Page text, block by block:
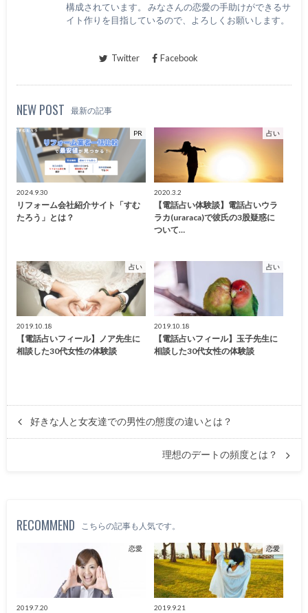
構成されています。 みなさんの恋愛の手助けができるサ
イト作りを目指しているので、よろしくお願いします。
Twitter Facebook
NEW POST 最新の記事
PR
2024.9.30
リフォーム会社紹介サイト「すむ
たろう」とは？
占い
2020.3.2
【電話占い体験談】電話占いウラ
ラカ(uraraca)で彼氏の3股疑惑に
ついて…
占い
2019.10.18
【電話占いフィール】ノア先生に
相談した30代女性の体験談
占い
2019.10.18
【電話占いフィール】玉子先生に
相談した30代女性の体験談
好きな人と女友達での男性の態度の違いとは？
理想のデートの頻度とは？
RECOMMEND こちらの記事も人気です。
恋愛
2019.7.20
恋愛
2019.9.21